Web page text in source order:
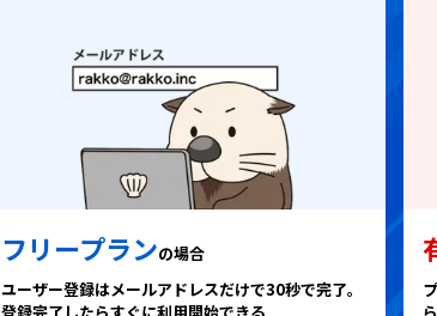
フリープランの場合
ユーザー登録はメールアドレスだけで30秒で完了。